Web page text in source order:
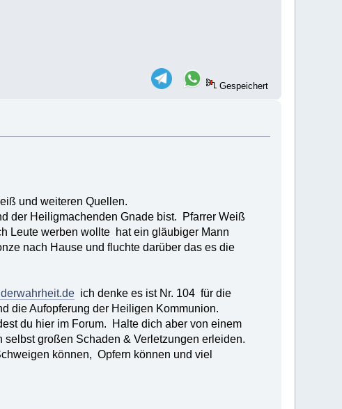
Gespeichert
und weiteren Quellen.
der Heiligmachenden Gnade bist. Pfarrer Weiß
Leute werben wollte hat ein gläubiger Mann
nach Hause und fluchte darüber das es die
ich denke es ist Nr. 104 für die
die Aufopferung der Heiligen Kommunion.
du hier im Forum. Halte dich aber von einem
großen Schaden & Verletzungen erleiden.
können, Opfern können und viel